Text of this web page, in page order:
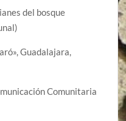
del bosque
Guadalajara,
Comunitaria